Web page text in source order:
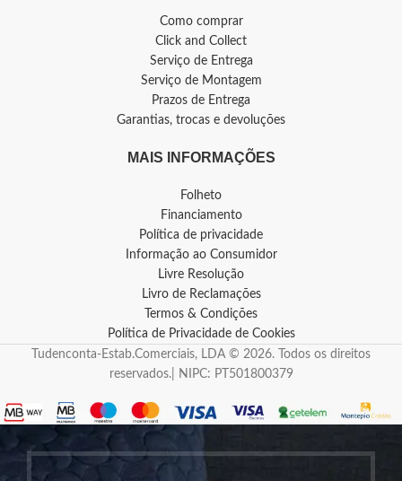
Como comprar
Click and Collect
Serviço de Entrega
Serviço de Montagem
Prazos de Entrega
Garantias, trocas e devoluções
MAIS INFORMAÇÕES
Folheto
Financiamento
Política de privacidade
Informação ao Consumidor
Livre Resolução
Livro de Reclamações
Termos & Condições
Política de Privacidade de Cookies
Tudenconta-Estab.Comerciais, LDA © 2026. Todos os direitos
reservados.| NIPC: PT501800379